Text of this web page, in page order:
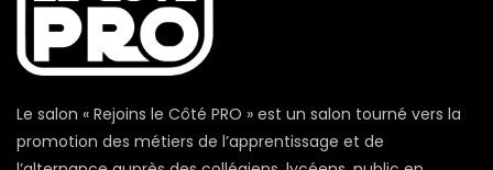
Le salon « Rejoins le Côté PRO » est un salon tourné vers la
promotion des métiers de l’apprentissage et de